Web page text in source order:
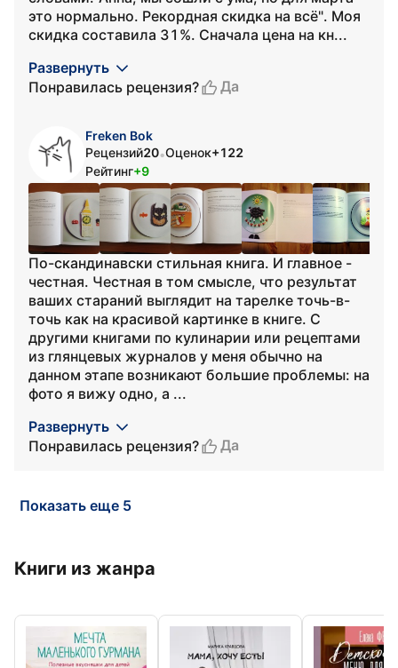
это нормально. Рекордная скидка на всё". Моя
скидка составила 31%. Сначала цена на кн...
Развернуть
Понравилась рецензия?
Да
Freken Bok
Рецензий20•Оценок+122
Рейтинг+9
По-скандинавски стильная книга. И главное -
честная. Честная в том смысле, что результат
ваших стараний выглядит на тарелке точь-в-
точь как на красивой картинке в книге. С
другими книгами по кулинарии или рецептами
из глянцевых журналов у меня обычно на
данном этапе возникают большие проблемы: на
фото я вижу одно, а ...
Развернуть
Понравилась рецензия?
Да
Показать еще 5
Книги из жанра